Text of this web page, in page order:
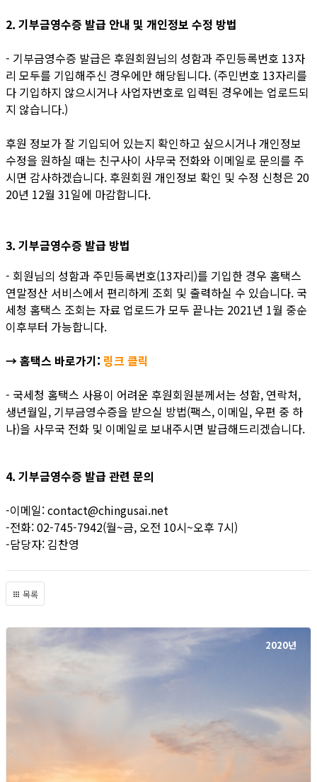
2. 기부금영수증 발급 안내 및 개인정보 수정 방법
- 기부금영수증 발급은 후원회원님의 성함과 주민등록번호 13자
리 모두를 기입해주신 경우에만 해당됩니다. (주민번호 13자리를
다 기입하지 않으시거나 사업자번호로 입력된 경우에는 업로드되
지 않습니다.)
후원 정보가 잘 기입되어 있는지 확인하고 싶으시거나 개인정보
수정을 원하실 때는 친구사이 사무국 전화와 이메일로 문의를 주
시면 감사하겠습니다. 후원회원 개인정보 확인 및 수정 신청은 20
20년 12월 31일에 마감합니다.
3. 기부금영수증 발급 방법
- 회원님의 성함과 주민등록번호(13자리)를 기입한 경우 홈택스
연말정산 서비스에서 편리하게 조회 및 출력하실 수 있습니다. 국
세청 홈택스 조회는 자료 업로드가 모두 끝나는 2021년 1월 중순
이후부터 가능합니다.
→ 홈택스 바로가기: 링크 클릭
- 국세청 홈택스 사용이 어려운 후원회원분께서는 성함, 연락처,
생년월일, 기부금영수증을 받으실 방법(팩스, 이메일, 우편 중 하
나)을 사무국 전화 및 이메일로 보내주시면 발급해드리겠습니다.
4. 기부금영수증 발급 관련 문의
-이메일: contact@chingusai.net
-전화: 02-745-7942(월~금, 오전 10시~오후 7시)
-담당자: 김찬영
목록
2020년